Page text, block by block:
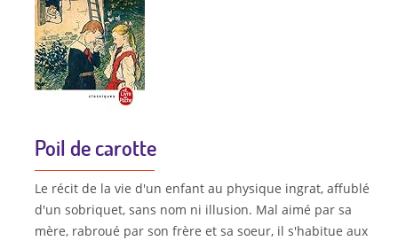
Poil de carotte
Le récit de la vie d'un enfant au physique ingrat, affublé
d'un sobriquet, sans nom ni illusion. Mal aimé par sa
mère, rabroué par son frère et sa soeur, il s'habitue aux